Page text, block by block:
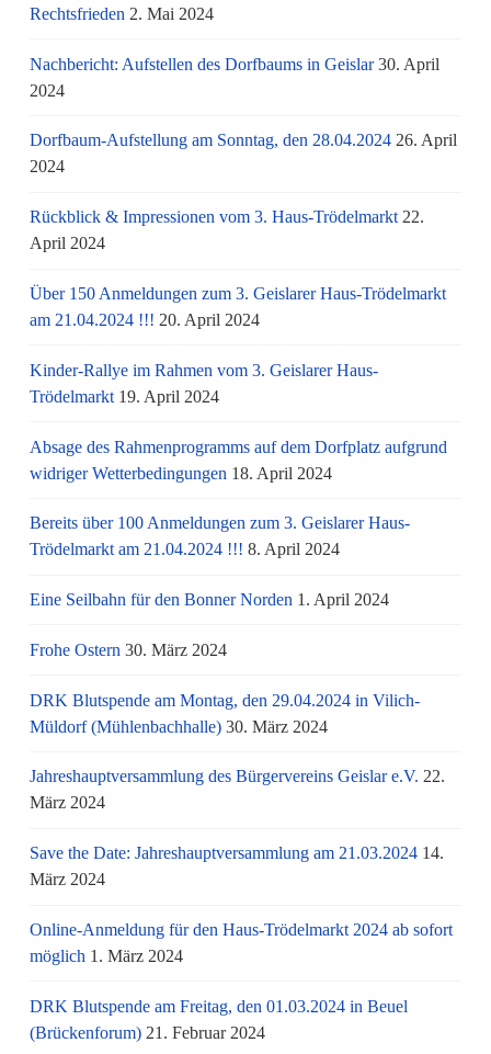
Rechtsfrieden 2. Mai 2024
Nachbericht: Aufstellen des Dorfbaums in Geislar 30. April
2024
Dorfbaum-Aufstellung am Sonntag, den 28.04.2024 26. April
2024
Rückblick & Impressionen vom 3. Haus-Trödelmarkt 22.
April 2024
Über 150 Anmeldungen zum 3. Geislarer Haus-Trödelmarkt
am 21.04.2024 !!! 20. April 2024
Kinder-Rallye im Rahmen vom 3. Geislarer Haus-
Trödelmarkt 19. April 2024
Absage des Rahmenprogramms auf dem Dorfplatz aufgrund
widriger Wetterbedingungen 18. April 2024
Bereits über 100 Anmeldungen zum 3. Geislarer Haus-
Trödelmarkt am 21.04.2024 !!! 8. April 2024
Eine Seilbahn für den Bonner Norden 1. April 2024
Frohe Ostern 30. März 2024
DRK Blutspende am Montag, den 29.04.2024 in Vilich-
Müldorf (Mühlenbachhalle) 30. März 2024
Jahreshauptversammlung des Bürgervereins Geislar e.V. 22.
März 2024
Save the Date: Jahreshauptversammlung am 21.03.2024 14.
März 2024
Online-Anmeldung für den Haus-Trödelmarkt 2024 ab sofort
möglich 1. März 2024
DRK Blutspende am Freitag, den 01.03.2024 in Beuel
(Brückenforum) 21. Februar 2024